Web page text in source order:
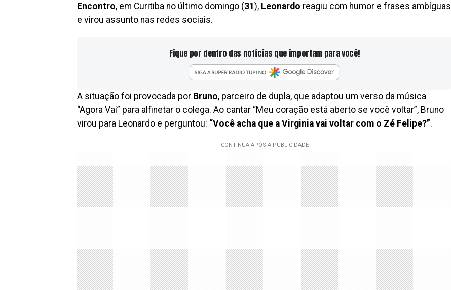
Encontro, em Curitiba no último domingo (31 ), Leonardo reagiu com humor e frases ambíguas
e virou assunto nas redes sociais.
Fique por dentro das notícias que importam para você!
A situação foi provocada por Bruno, parceiro de dupla, que adaptou um verso da música
“Agora Vai” para alfinetar o colega. Ao cantar “Meu coração está aberto se você voltar”, Bruno
virou para Leonardo e perguntou: “Você acha que a Virginia vai voltar com o Zé Felipe?”.